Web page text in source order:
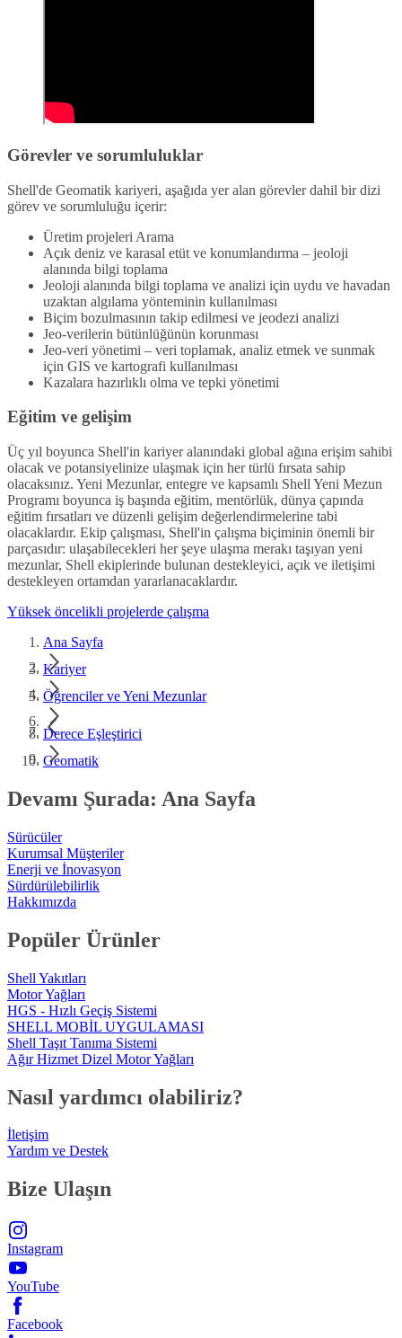
Görevler ve sorumluluklar
Shell'de Geomatik kariyeri, aşağıda yer alan görevler dahil bir dizi
görev ve sorumluluğu içerir:
Üretim projeleri Arama
Açık deniz ve karasal etüt ve konumlandırma – jeoloji
alanında bilgi toplama
Jeoloji alanında bilgi toplama ve analizi için uydu ve havadan
uzaktan algılama yönteminin kullanılması
Biçim bozulmasının takip edilmesi ve jeodezi analizi
Jeo-verilerin bütünlüğünün korunması
Jeo-veri yönetimi – veri toplamak, analiz etmek ve sunmak
için GIS ve kartografi kullanılması
Kazalara hazırlıklı olma ve tepki yönetimi
Eğitim ve gelişim
Üç yıl boyunca Shell'in kariyer alanındaki global ağına erişim sahibi
olacak ve potansiyelinize ulaşmak için her türlü fırsata sahip
olacaksınız. Yeni Mezunlar, entegre ve kapsamlı Shell Yeni Mezun
Programı boyunca iş başında eğitim, mentörlük, dünya çapında
eğitim fırsatları ve düzenli gelişim değerlendirmelerine tabi
olacaklardır. Ekip çalışması, Shell'in çalışma biçiminin önemli bir
parçasıdır: ulaşabilecekleri her şeye ulaşma merakı taşıyan yeni
mezunlar, Shell ekiplerinde bulunan destekleyici, açık ve iletişimi
destekleyen ortamdan yararlanacaklardır.
Yüksek öncelikli projelerde çalışma
Ana Sayfa
Kariyer
Öğrenciler ve Yeni Mezunlar
Derece Eşleştirici
Geomatik
Devamı Şurada: Ana Sayfa
Sürücüler
Kurumsal Müşteriler
Enerji ve İnovasyon
Sürdürülebilirlik
Hakkımızda
Popüler Ürünler
Shell Yakıtları
Motor Yağları
HGS - Hızlı Geçiş Sistemi
SHELL MOBİL UYGULAMASI
Shell Taşıt Tanıma Sistemi
Ağır Hizmet Dizel Motor Yağları
Nasıl yardımcı olabiliriz?
İletişim
Yardım ve Destek
Bize Ulaşın
Instagram
YouTube
Facebook